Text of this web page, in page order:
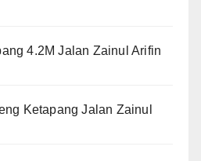
4.2M Jalan Zainul Arifin
Ketapang Jalan Zainul